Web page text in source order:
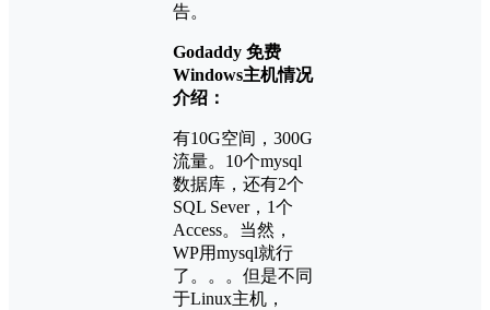
告。
Godaddy 免费
Windows主机情况
介绍：
有10G空间，300G
流量。10个mysql
数据库，还有2个
SQL Sever，1个
Access。当然，
WP用mysql就行
了。。。但是不同
于Linux主机，